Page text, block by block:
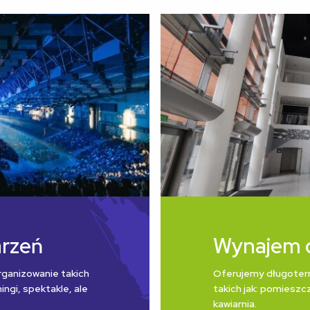
takich
spektakle, ale
Wynajem
Oferujemy
takich jak:
kawiarnia.